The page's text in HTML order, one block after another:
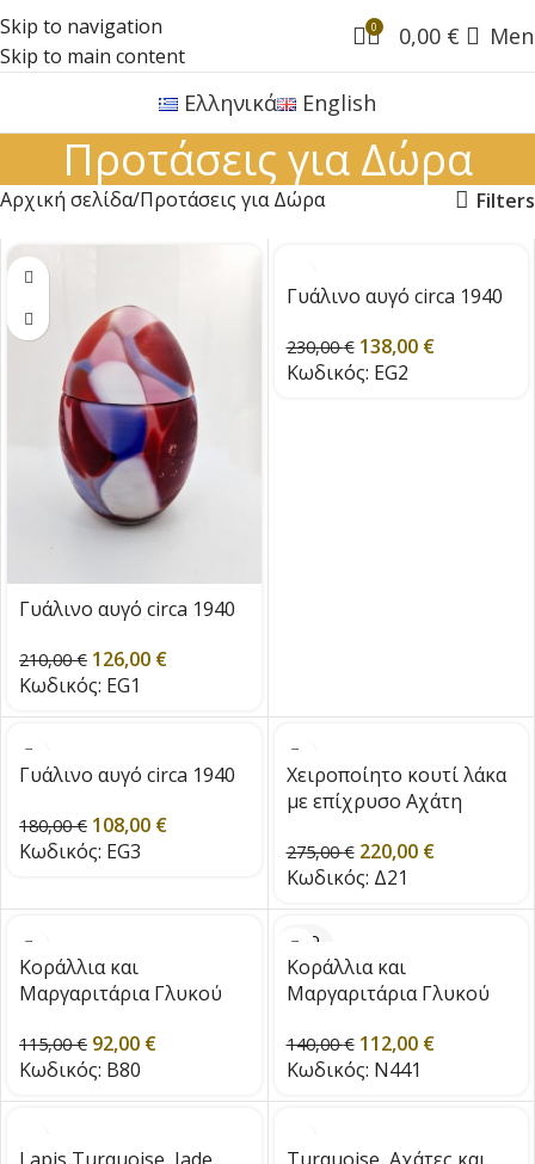
Skip to navigation
Skip to main content
0 0,00 €
Ελληνικά English
Προτάσεις για Δώρα
Αρχική σελίδα Προτάσεις για Δώρα Filters
Γυάλινο αυγό circa 1940
210,00€ 126,00 €
Κωδικός: EG1
Γυάλινο αυγό circa 1940
230,00€ 138,00 €
Κωδικός: EG2
Γυάλινο αυγό circa 1940
180,00€ 108,00 €
Κωδικός: EG3
Χειροποίητο κουτί λάκα
με επίχρυσο Αχάτη
275,00€ 220,00 €
Κωδικός: Δ21
Κοράλλια και
Μαργαριτάρια Γλυκού
115,00€ 92,00 €
Κωδικός: B80
SOLD
Κοράλλια και
Μαργαριτάρια Γλυκού
140,00€ 112,00 €
Κωδικός: N441